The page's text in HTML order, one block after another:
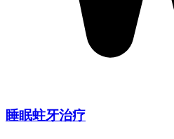
睡眠蛀牙治疗